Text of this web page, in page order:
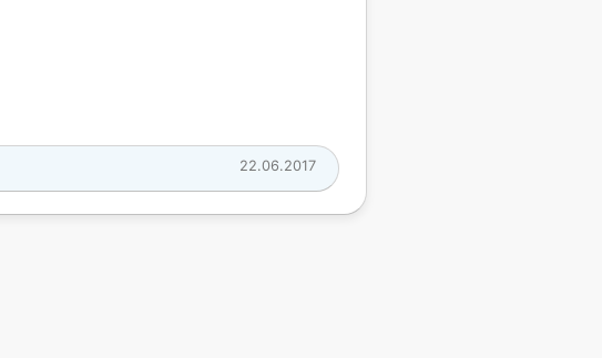
22.06.2017